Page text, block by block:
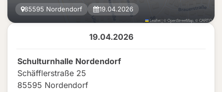
19.04.2026
Schulturnhalle Nordendorf
Schäfflerstraße 25
85595 Nordendorf
85595 Nordendorf 19.04.2026
Leaflet|©OpenStreetMap , ©CARTO